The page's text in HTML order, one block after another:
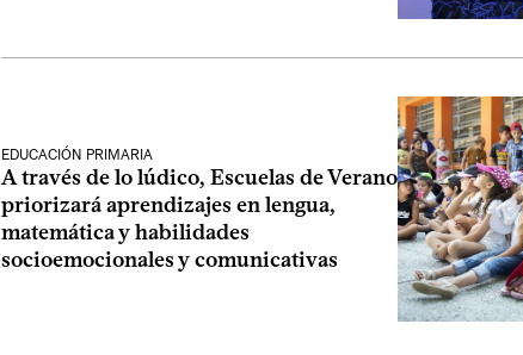
EDUCACIÓN PRIMARIA
A través de lo lúdico, Escuelas de Verano
priorizará aprendizajes en lengua,
matemática y habilidades
socioemocionales y comunicativas